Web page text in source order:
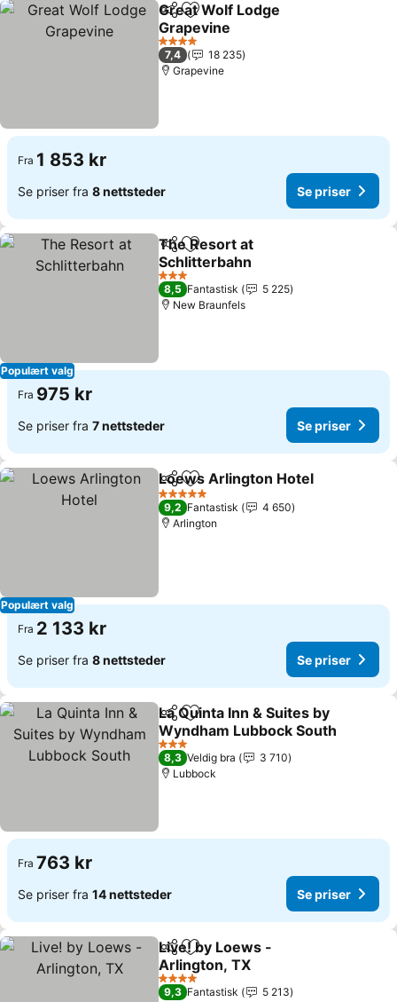
Del Legg til i favoritter
Great Wolf Lodge
Grapevine
Se priser
4 Stjerner
7,4
18 235
Grapevine
Fra 1 853 kr
Se priser fra 8 nettsteder Se priser
Populært valg
Del Legg til i favoritter
The Resort at
Schlitterbahn
Se priser
3 Stjerner
8,5 Fantastisk
5 225
New Braunfels
Fra 975 kr
Se priser fra 7 nettsteder Se priser
Populært valg
Del Legg til i favoritter
Loews Arlington Hotel
5 Stjerner
9,2 Fantastisk
4 650
Arlington
Fra 2 133 kr
Se priser fra 8 nettsteder Se priser
Del Legg til i favoritter
La Quinta Inn & Suites by
Wyndham Lubbock South
Se priser
3 Stjerner
8,3 Veldig bra
3 710
Lubbock
Fra 763 kr
Se priser fra 14 nettsteder Se priser
Del Legg til i favoritter
Live! by Loews -
Arlington, TX
Se priser
4 Stjerner
9,3 Fantastisk
5 213